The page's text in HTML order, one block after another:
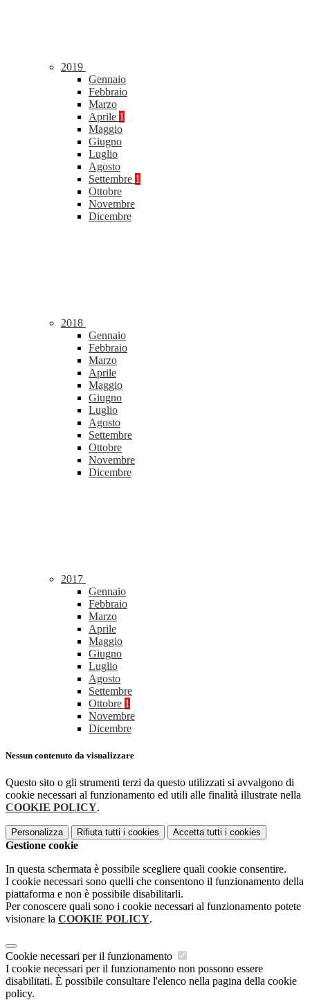
2019
Gennaio
Febbraio
Marzo
Aprile 1
Maggio
Giugno
Luglio
Agosto
Settembre 1
Ottobre
Novembre
Dicembre
2018
Gennaio
Febbraio
Marzo
Aprile
Maggio
Giugno
Luglio
Agosto
Settembre
Ottobre
Novembre
Dicembre
2017
Gennaio
Febbraio
Marzo
Aprile
Maggio
Giugno
Luglio
Agosto
Settembre
Ottobre 1
Novembre
Dicembre
Nessun contenuto da visualizzare
Questo sito o gli strumenti terzi da questo utilizzati si avvalgono di
cookie necessari al funzionamento ed utili alle finalità illustrate nella
COOKIE POLICY.
Personalizza Rifiuta tutti i cookies Accetta tutti i cookies
Gestione cookie
In questa schermata è possibile scegliere quali cookie consentire.
I cookie necessari sono quelli che consentono il funzionamento della
piattaforma e non è possibile disabilitarli.
Per conoscere quali sono i cookie necessari al funzionamento potete
visionare la COOKIE POLICY.
Cookie necessari per il funzionamento
I cookie necessari per il funzionamento non possono essere
disabilitati. È possibile consultare l'elenco nella pagina della cookie
policy.